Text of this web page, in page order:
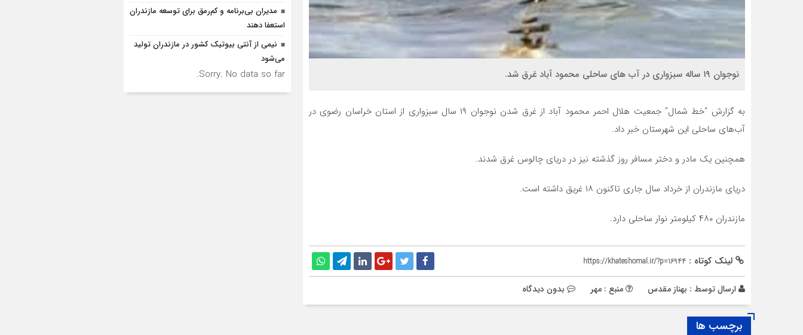
نوجوان ۱۹ ساله سبزواری در آب های ساحلی محمود آباد غرق شد.
به گزارش “خط شمال” جمعیت هلال احمر محمود آباد از غرق شدن نوجوان ۱۹ سال سبزواری از استان خراسان رضوی در
آب‌های ساحلی این شهرستان خبر داد.
همچنین یک مادر و دختر مسافر روز گذشته نیز در دریای چالوس غرق شدند.
دریای مازندران از خرداد سال جاری تاکنون ۱۸ غریق داشته است.
مازندران ۴۸۰ کیلومتر نوار ساحلی دارد.
لینک کوتاه : https://khateshomal.ir/?p=16944
ارسال توسط : بهناز مقدس منبع : مهر بدون دیدگاه
برچسب ها
مدیران بی‌برنامه و کم‌رمق برای توسعه مازندران
استعفا دهند
نیمی از آنتی بیوتیک کشور در مازندران تولید
می‌شود
Sorry. No data so far.